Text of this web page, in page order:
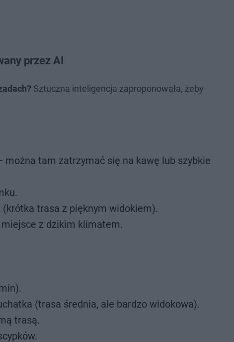
przez AI
Sztuczna inteligencja zaproponowała, żeby
można tam zatrzymać się na kawę lub szybkie
trasa z pięknym widokiem).
z dzikim klimatem.
(trasa średnia, ale bardzo widokowa).
trasą.